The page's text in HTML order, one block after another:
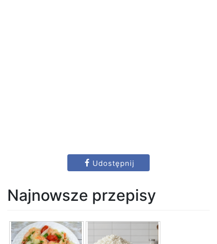
Udostępnij
Najnowsze przepisy